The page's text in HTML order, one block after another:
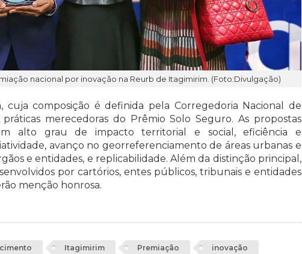
nacional por inovação na Reurb de Itagimirim. (Foto:Divulgação)
cuja composição é definida pela Corregedoria Nacional de
merecedoras do Prêmio Solo Seguro. As propostas
alto grau de impacto territorial e social, eficiência e
avanço no georreferenciamento de áreas urbanas e
e entidades, e replicabilidade. Além da distinção principal,
por cartórios, entes públicos, tribunais e entidades
menção honrosa.
Itagimirim Premiação inovação